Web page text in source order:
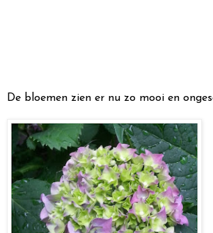
De bloemen zien er nu zo mooi en